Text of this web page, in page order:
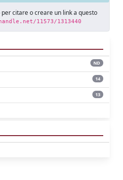
citare o creare un link a questo
11573/1313440
ND
14
13